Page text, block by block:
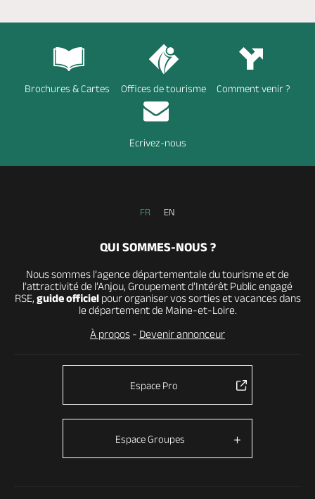
Brochures & Cartes Offices de tourisme Comment venir ?
Ecrivez-nous
FR EN
QUI SOMMES-NOUS ?
Nous sommes l’agence départementale du tourisme et de
l’attractivité de l’Anjou, Groupement d’Intérêt Public engagé
RSE, guide officielpour organiser vos sorties et vacances dans
le département de Maine-et-Loire.
À propos - Devenir annonceur
Espace Pro
Espace Groupes